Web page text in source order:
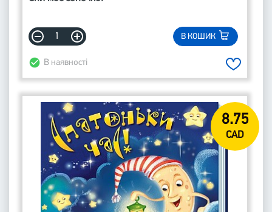
В КОШИК
В наявності
8.75
CAD